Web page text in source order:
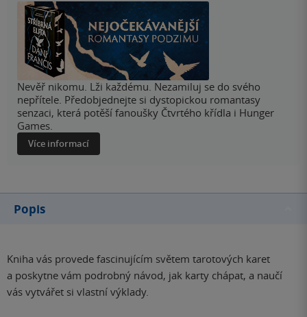
Nevěř nikomu. Lži každému. Nezamiluj se do svého
nepřítele. Předobjednejte si dystopickou romantasy
senzaci, která potěší fanoušky Čtvrtého křídla i Hunger
Games.
Více informací
Popis
Kniha vás provede fascinujícím světem tarotových karet
a poskytne vám podrobný návod, jak karty chápat, a naučí
vás vytvářet si vlastní výklady.